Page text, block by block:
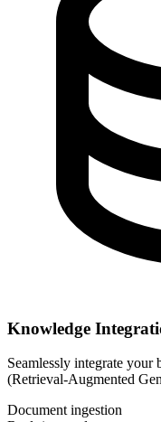
Knowledge
Seamlessly integrate
(Retrieval-Augmented
Document ingestion